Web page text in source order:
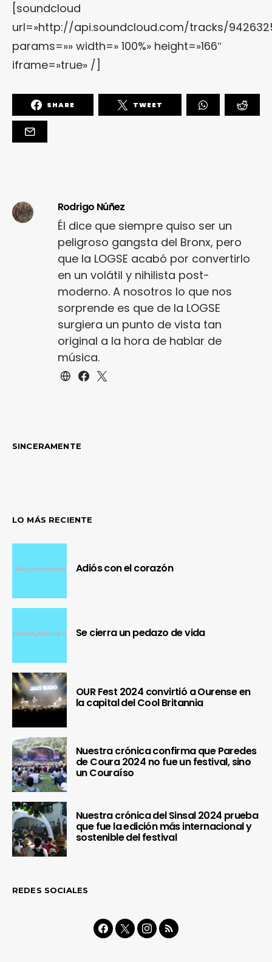
[soundcloud
url=»http://api.soundcloud.com/tracks/
params=»» width=» 100%» height=»166″
iframe=»true» /]
SHARE TWEET
Rodrigo Núñez
Él dice que siempre quiso ser un
peligroso gangsta del Bronx, pero
que la LOGSE acabó por convertirlo
en un volátil y nihilista post-
moderno. A nosotros lo que nos
sorprende es que de la LOGSE
surgiera un punto de vista tan
original a la hora de hablar de
música.
SINCERAMENTE
LO MÁS RECIENTE
Adiós con el corazón
Se cierra un pedazo de vida
OUR Fest 2024 convirtió a Ourense en
la capital del Cool Britannia
Nuestra crónica confirma que Paredes
de Coura 2024 no fue un festival, sino
un Couraíso
Nuestra crónica del Sinsal 2024 prueba
que fue la edición más internacional y
sostenible del festival
REDES SOCIALES